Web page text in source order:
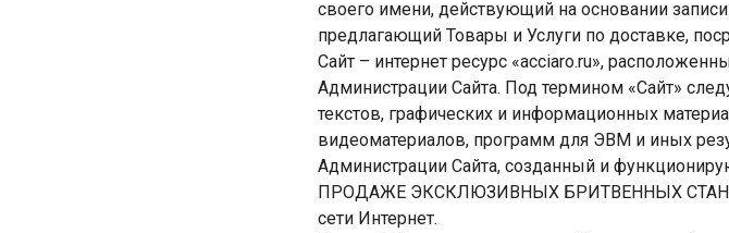
своего имени, действующий на основании
предлагающий Товары и Услуги по доставке,
Сайт – интернет ресурс «acciaro.ru»,
Администрации Сайта. Под термином «Сайт»
текстов, графических и информационных
видеоматериалов, программ для ЭВМ и иных
Администрации Сайта, созданный и
ПРОДАЖЕ ЭКСКЛЮЗИВНЫХ БРИТВЕННЫХ
сети Интернет.